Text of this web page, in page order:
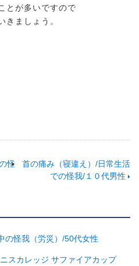
とが多いですので
きましょう。
怪
首の痛み（寝違え）/日常生活
での怪我/１０代男性
の怪我（労災）/50代女性
スカレッジ サファイアカップ